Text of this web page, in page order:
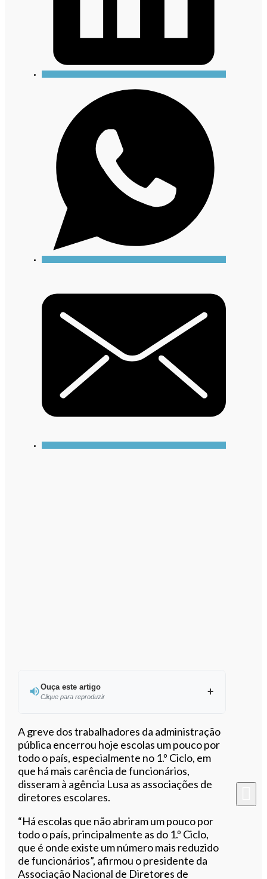
Ouça este artigo
Clique para reproduzir
Ouvir este artigo
A greve dos trabalhadores da administração
pública encerrou hoje escolas um pouco por
todo o país, especialmente no 1.º Ciclo, em
que há mais carência de funcionários,
disseram à agência Lusa as associações de
diretores escolares.
“Há escolas que não abriram um pouco por
todo o país, principalmente as do 1.º Ciclo,
que é onde existe um número mais reduzido
de funcionários”, afirmou o presidente da
Associação Nacional de Diretores de